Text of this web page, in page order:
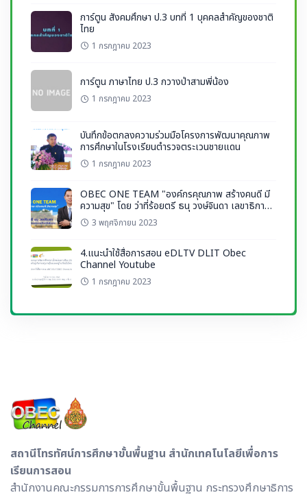
การ์ตูน สังคมศึกษา ป.3 บทที่ 1 บุคคลสำคัญของชาติ
ไทย
1 กรกฎาคม 2023
การ์ตูน ภาษาไทย ป.3 กวางป่าสามพี่น้อง
1 กรกฎาคม 2023
บันทึกข้อตกลงความร่วมมือโครงการพัฒนาคุณภาพ
การศึกษาในโรงเรียนตำรวจตระเวนชายแดน
1 กรกฎาคม 2023
OBEC ONE TEAM "องค์กรคุณภาพ สร้างคนดี มี
ความสุข" โดย ว่าที่ร้อยตรี ธนุ วงษ์จินดา เลขาธิการ
กพฐ.3 พฤศจิกายน 2023
4.แนะนำใช้สื่อการสอน eDLTV DLIT Obec
Channel Youtube
1 กรกฎาคม 2023
สถานีโทรทัศน์การศึกษาขั้นพื้นฐาน สำนักเทคโนโลยีเพื่อการ
เรียนการสอน
สำนักงานคณะกรรมการการศึกษาขั้นพื้นฐาน กระทรวงศึกษาธิการ